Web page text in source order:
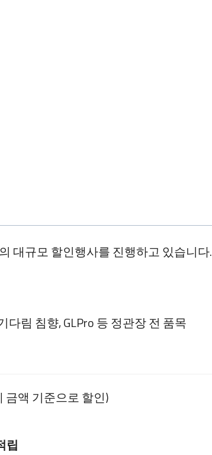
대규모 할인행사를 진행하고 있습니다.
다림 침향, GLPro 등 정관장 전 품목
금액 기준으로 할인)
립